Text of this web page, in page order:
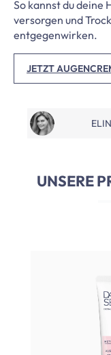
So kannst du deine
versorgen und
entgegenwirken.
JETZT
UNSERE